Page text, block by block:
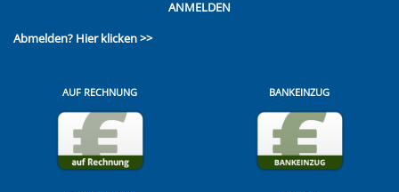
ANMELDEN
Abmelden? Hier klicken >>
AUF RECHNUNG BANKEINZUG